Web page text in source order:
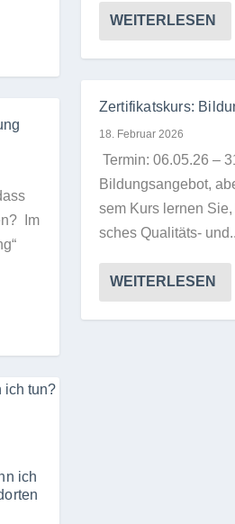
Im
ich
WEITERLESEN
Zertifikatskurs:
18. Februar 2026
Ter­min: 06.05.26 –
Bil­dungs­an­ge­bot,
sem Kurs ler­nen
sches Qua­li­täts-
WEITERLESEN